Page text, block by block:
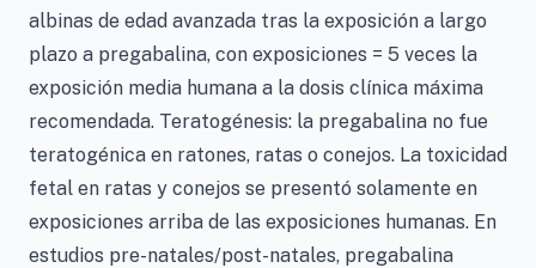
albinas de edad avanzada tras la exposición a largo
plazo a pregabalina, con exposiciones = 5 veces la
exposición media humana a la dosis clínica máxima
recomendada. Teratogénesis: la pregabalina no fue
teratogénica en ratones, ratas o conejos. La toxicidad
fetal en ratas y conejos se presentó solamente en
exposiciones arriba de las exposiciones humanas. En
estudios pre-natales/post-natales, pregabalina